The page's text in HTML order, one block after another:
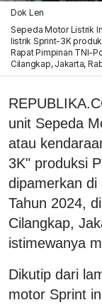
Dok Len
Sepeda Motor Listrik
listrik Sprint-3K
Rapat Pimpinan TNI-
Cilangkap, Jakarta,
unit Sepeda
atau
3K" produksi
dipamerkan di
Tahun 2024,
Cilangkap,
istimewanya
Dikutip dari
motor Sprint